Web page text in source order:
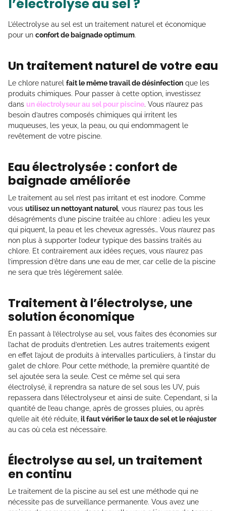
l’électrolyse au sel ?
L’électrolyse au sel est un traitement naturel et économique
pour un confort de baignade optimum.
Un traitement naturel de votre eau
Le chlore naturel fait le même travail de désinfection que les
produits chimiques. Pour passer à cette option, investissez
dans un électrolyseur au sel pour piscine. Vous n’aurez pas
besoin d’autres composés chimiques qui irritent les
muqueuses, les yeux, la peau, ou qui endommagent le
revêtement de votre piscine.
Eau électrolysée : confort de
baignade améliorée
Le traitement au sel n’est pas irritant et est inodore. Comme
vous utilisez un nettoyant naturel, vous n’aurez pas tous les
désagréments d’une piscine traitée au chlore : adieu les yeux
qui piquent, la peau et les cheveux agressés… Vous n’aurez pas
non plus à supporter l’odeur typique des bassins traités au
chlore. Et contrairement aux idées reçues, vous n’aurez pas
l’impression d’être dans une eau de mer, car celle de la piscine
ne sera que très légèrement salée.
Traitement à l’électrolyse, une
solution économique
En passant à l’électrolyse au sel, vous faites des économies sur
l’achat de produits d’entretien. Les autres traitements exigent
en effet l’ajout de produits à intervalles particuliers, à l’instar du
galet de chlore. Pour cette méthode, la première quantité de
sel ajoutée sera la seule. C’est ce même sel qui sera
électrolysé, il reprendra sa nature de sel sous les UV, puis
repassera dans l’électrolyseur et ainsi de suite. Cependant, si la
quantité de l’eau change, après de grosses pluies, ou après
qu’elle ait été réduite, il faut vérifier le taux de sel et le réajuster
au cas où cela est nécessaire.
Électrolyse au sel, un traitement
en continu
Le traitement de la piscine au sel est une méthode qui ne
nécessite pas de surveillance permanente. Vous avez une